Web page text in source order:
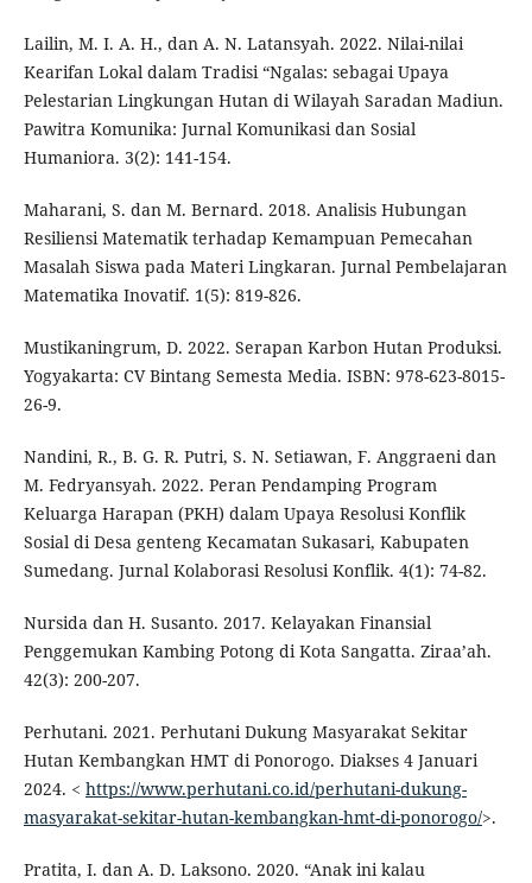
Lailin, M. I. A. H., dan A. N. Latansyah. 2022. Nilai-nilai
Kearifan Lokal dalam Tradisi “Ngalas: sebagai Upaya
Pelestarian Lingkungan Hutan di Wilayah Saradan Madiun.
Pawitra Komunika: Jurnal Komunikasi dan Sosial
Humaniora. 3(2): 141-154.
Maharani, S. dan M. Bernard. 2018. Analisis Hubungan
Resiliensi Matematik terhadap Kemampuan Pemecahan
Masalah Siswa pada Materi Lingkaran. Jurnal Pembelajaran
Matematika Inovatif. 1(5): 819-826.
Mustikaningrum, D. 2022. Serapan Karbon Hutan Produksi.
Yogyakarta: CV Bintang Semesta Media. ISBN: 978-623-8015-
26-9.
Nandini, R., B. G. R. Putri, S. N. Setiawan, F. Anggraeni dan
M. Fedryansyah. 2022. Peran Pendamping Program
Keluarga Harapan (PKH) dalam Upaya Resolusi Konflik
Sosial di Desa genteng Kecamatan Sukasari, Kabupaten
Sumedang. Jurnal Kolaborasi Resolusi Konflik. 4(1): 74-82.
Nursida dan H. Susanto. 2017. Kelayakan Finansial
Penggemukan Kambing Potong di Kota Sangatta. Ziraa’ah.
42(3): 200-207.
Perhutani. 2021. Perhutani Dukung Masyarakat Sekitar
Hutan Kembangkan HMT di Ponorogo. Diakses 4 Januari
2024. < https://www.perhutani.co.id/perhutani-dukung-
masyarakat-sekitar-hutan-kembangkan-hmt-di-ponorogo/>.
Pratita, I. dan A. D. Laksono. 2020. “Anak ini kalau